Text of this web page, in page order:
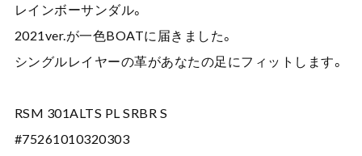
レインボーサンダル。
2021ver.が一色BOATに届きました。
シングルレイヤーの革があなたの足にフィットします。
RSM 301ALTS PL SRBR S
#75261010320303